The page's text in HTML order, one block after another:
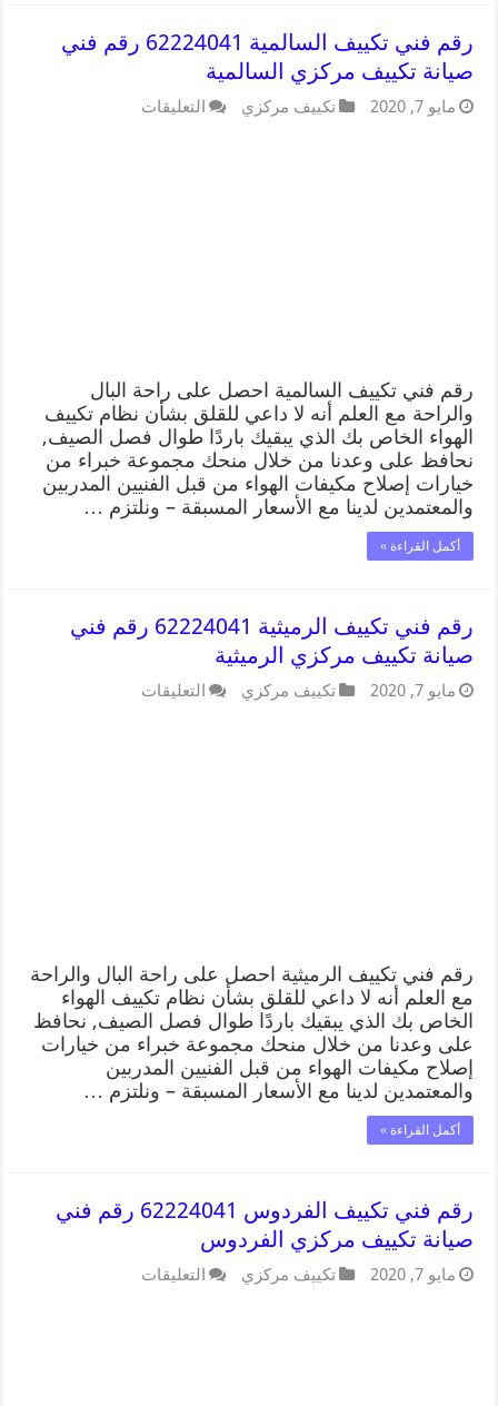
رقم فني تكييف السالمية 62224041 رقم فني
صيانة تكييف مركزي السالمية
مايو 7, 2020 تكييف مركزي التعليقات
رقم فني تكييف السالمية احصل على راحة البال
والراحة مع العلم أنه لا داعي للقلق بشأن نظام تكييف
الهواء الخاص بك الذي يبقيك باردًا طوال فصل الصيف,
نحافظ على وعدنا من خلال منحك مجموعة خبراء من
خيارات إصلاح مكيفات الهواء من قبل الفنيين المدربين
والمعتمدين لدينا مع الأسعار المسبقة – ونلتزم …
أكمل القراءة »
رقم فني تكييف الرميثية 62224041 رقم فني
صيانة تكييف مركزي الرميثية
مايو 7, 2020 تكييف مركزي التعليقات
رقم فني تكييف الرميثية احصل على راحة البال والراحة
مع العلم أنه لا داعي للقلق بشأن نظام تكييف الهواء
الخاص بك الذي يبقيك باردًا طوال فصل الصيف, نحافظ
على وعدنا من خلال منحك مجموعة خبراء من خيارات
إصلاح مكيفات الهواء من قبل الفنيين المدربين
والمعتمدين لدينا مع الأسعار المسبقة – ونلتزم …
أكمل القراءة »
رقم فني تكييف الفردوس 62224041 رقم فني
صيانة تكييف مركزي الفردوس
مايو 7, 2020 تكييف مركزي التعليقات